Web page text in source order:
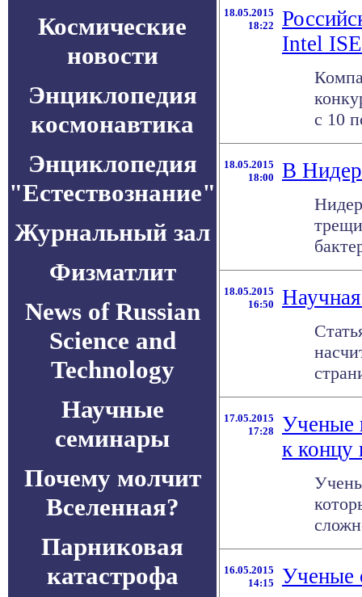
Космические
новости
Энциклопедия
космонавтика
Энциклопедия
"Естествознание"
Журнальный зал
Физматлит
News of Russian
Science and
Technology
Научные
семинары
Почему молчит
Вселенная?
Парниковая
катастрофа
18.05.2015
18:22
Intel
c 10
18.05.2015
18:00
В
18.05.2015
16:50
17.05.2015
17:28
Ученые
к концу
16.05.2015
14:15
Ученые